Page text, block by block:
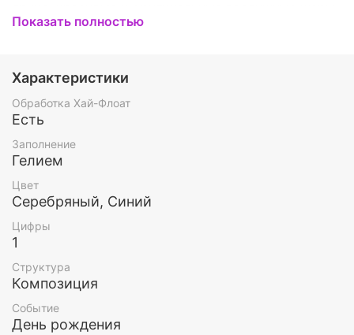
для незабываемого праздника! Вы можете
а по вашему желанию мы можем изменить цвет
или количество воздушных шаров в наборе. Мы
гарантируем, что наши букеты и фонтаны
понравятся абсолютно всем! Шары идеально
приятные воспоминания!
Все шары наполнены гелием.
Эти и любые другие воздушные шары Вы можете
заказать у нас. Так же у нас есть доставка по
Москве и МО.
Показать полностью
Характеристики
Обработка Хай-Флоат
Есть
Заполнение
Гелием
Цвет
Серебряный, Синий
Цифры
1
Структура
Композиция
Событие
День рождения